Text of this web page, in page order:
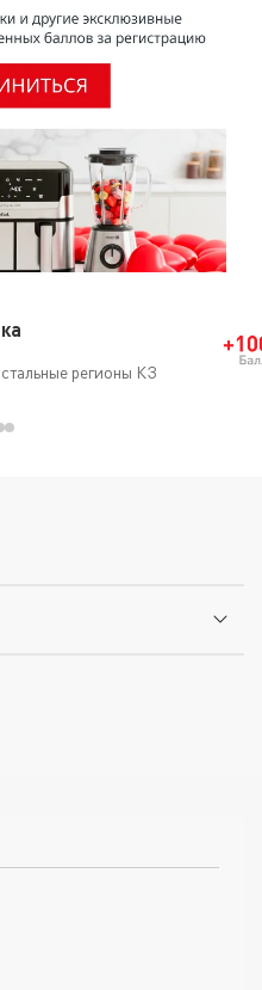
к группе 3 [Том 19, 288
признав, что он не
том, что ПТФЭ
свидетельствует и тот
в медицине
артерии, протезы
регионы КЗ